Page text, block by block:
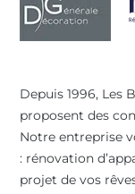
Depuis 1996, Les
proposent des
Notre entreprise
: rénovation
projet de vos